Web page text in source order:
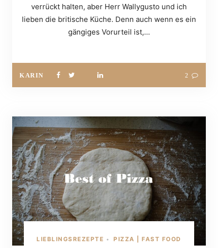
verrückt halten, aber Herr Wallygusto und ich
lieben die britische Küche. Denn auch wenn es ein
gängiges Vorurteil ist,…
KARIN 2
LIEBLINGSREZEPTE • PIZZA | FAST FOOD